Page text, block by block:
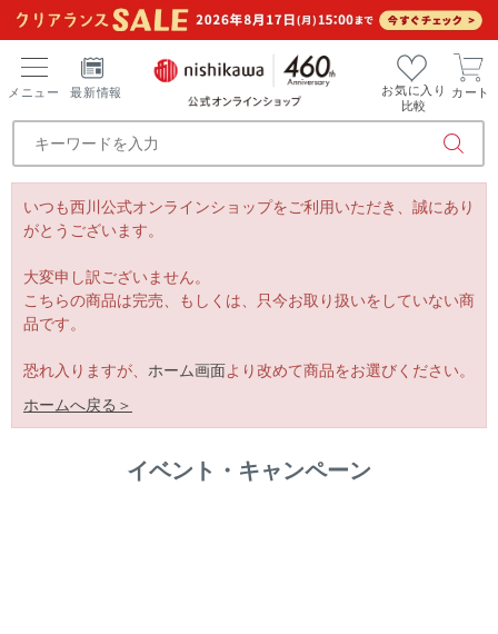
メニュー 最新情報
お気に入り
比較
カート
いつも西川公式オンラインショップをご利用いただき、誠にあり
がとうございます。
大変申し訳ございません。
こちらの商品は完売、もしくは、只今お取り扱いをしていない商
品です。
恐れ入りますが、 ホーム画面より改めて商品をお選びください。
ホームへ戻る＞
イベント・キャンペーン